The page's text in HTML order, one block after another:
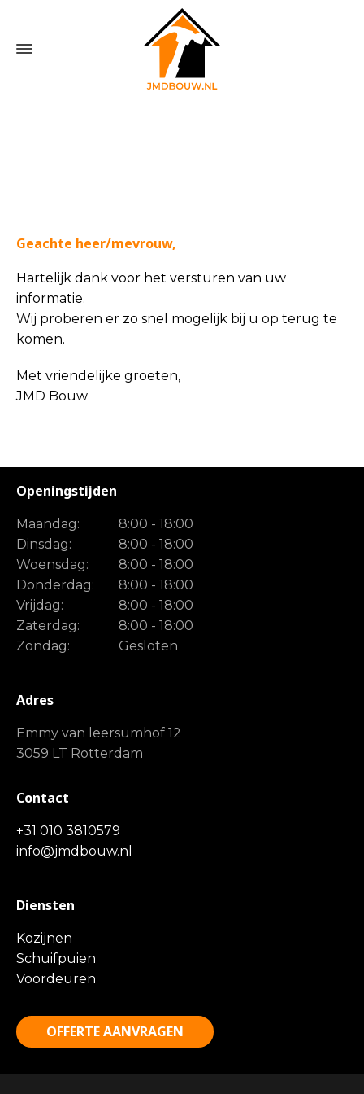
Geachte heer/mevrouw,
Hartelijk dank voor het versturen van uw
informatie.
Wij proberen er zo snel mogelijk bij u op terug te
komen.
Met vriendelijke groeten,
JMD Bouw
Openingstijden
Maandag:
8:00 - 18:00
Dinsdag:
8:00 - 18:00
Woensdag:
8:00 - 18:00
Donderdag:
8:00 - 18:00
Vrijdag:
8:00 - 18:00
Zaterdag:
8:00 - 18:00
Zondag:
Gesloten
Adres
Emmy van leersumhof 12
3059 LT Rotterdam
Contact
+31 010 3810579
info@jmdbouw.nl
Diensten
Kozijnen
Schuifpuien
Voordeuren
OFFERTE AANVRAGEN